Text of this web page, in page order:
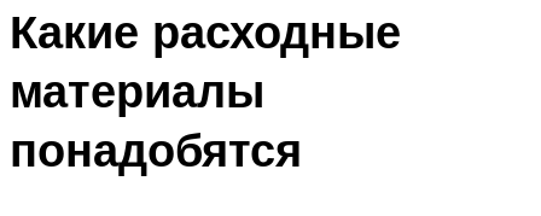
Какие расходные
материалы
понадобятся